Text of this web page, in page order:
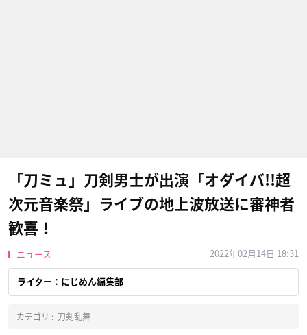
「刀ミュ」刀剣男士が出演「オダイバ!!超
次元音楽祭」ライブの地上波放送に審神者
歓喜！
ニュース 2022年02月14日 18:31
ライター：にじめん編集部
カテゴリ : 刀剣乱舞